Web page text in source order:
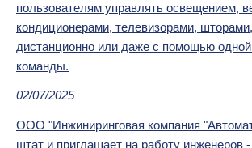
пользователям управлять освещением,
кондиционерами, телевизорами,
дистанционно или даже с помощью одной
команды.
02/07/2025
ООО "Инжиниринговая компания
штат и приглашает на работу инженеров